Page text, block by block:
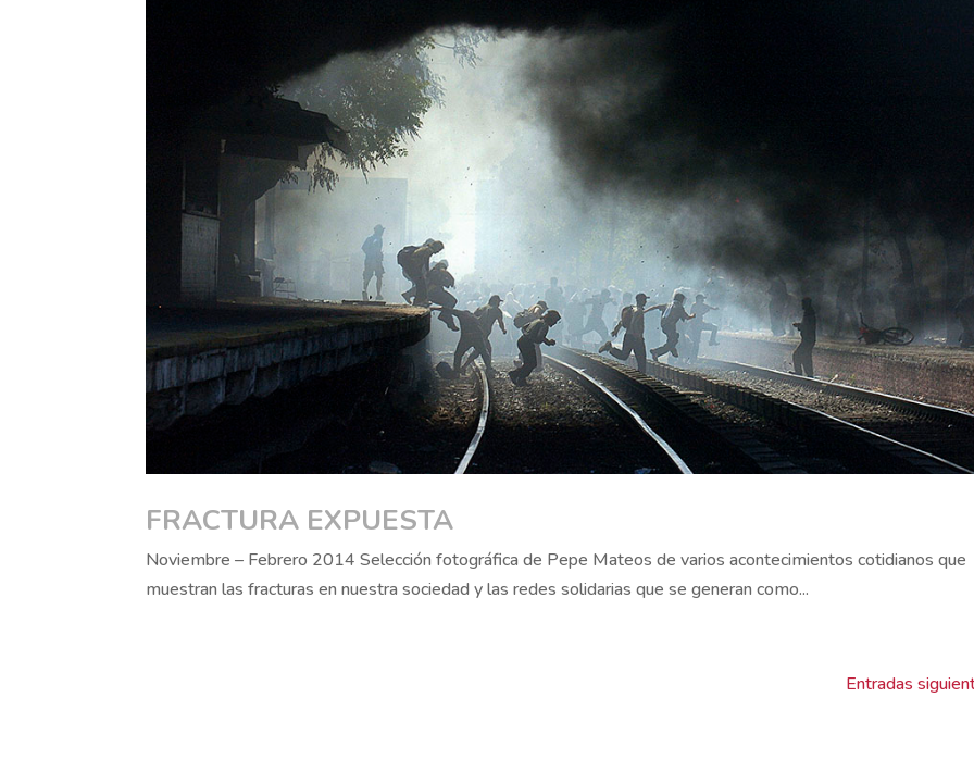
FRACTURA EXPUESTA
Noviembre – Febrero 2014 Selección fotográfica de Pepe Mateos de varios acontecimientos cotidianos que
muestran las fracturas en nuestra sociedad y las redes solidarias que se generan como...
Entradas